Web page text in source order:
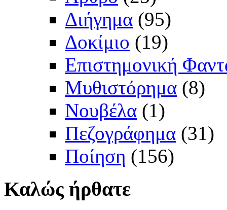
Διήγημα (95)
Δοκίμιο (19)
Επιστημονική
Μυθιστόρημα (8)
Νουβέλα (1)
Πεζογράφημα (31)
Ποίηση (156)
Καλώς ήρθατε